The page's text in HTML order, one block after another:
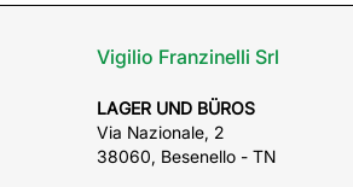
Vigilio Franzinelli Srl
LAGER UND BÜROS
Via Nazionale, 2
38060, Besenello - TN